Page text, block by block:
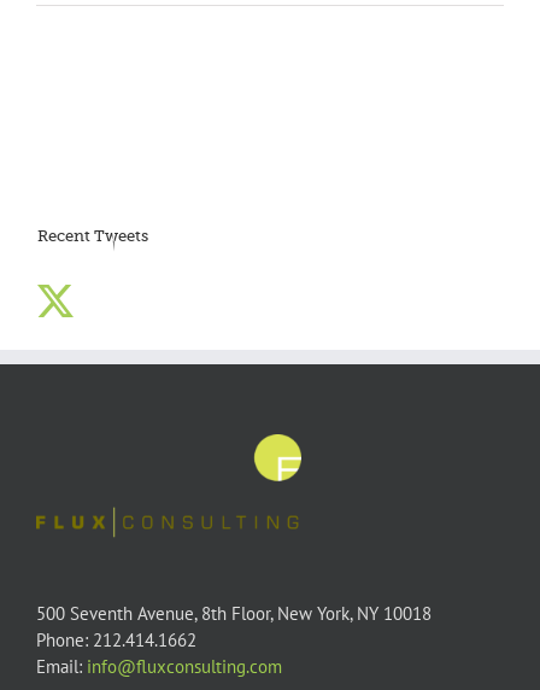
Recent Tweets
500 Seventh Avenue, 8th Floor, New York, NY 10018
Phone: 212.414.1662
Email: info@fluxconsulting.com